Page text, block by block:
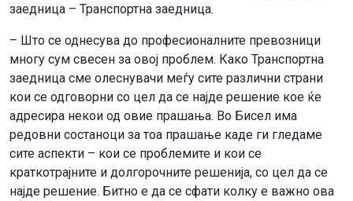
заедница – Транспортна заедница.
– Што се однесува до професионалните превозници
многу сум свесен за овој проблем. Како Транспортна
заедница сме олеснувачи меѓу сите различни страни
кои се одговорни со цел да се најде решение кое ќе
адресира некои од овие прашања. Во Бисел има
редовни состаноци за тоа прашање каде ги гледаме
сите аспекти – кои се проблемите и кои се
краткотрајните и долгорочните решенија, со цел да се
најде решение. Битно е да се сфати колку е важно ова